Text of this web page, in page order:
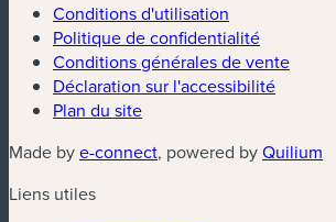
Conditions d'utilisation
Politique de confidentialité
Conditions générales de vente
Déclaration sur l'accessibilité
Plan du site
Made bye-connect(nouvelle fenêtre)
, powered byQuilium
Liens utiles